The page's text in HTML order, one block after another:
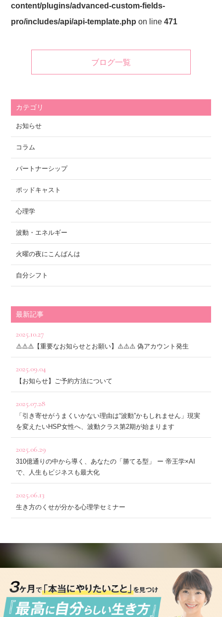
content/plugins/advanced-custom-fields-
pro/includes/api/api-template.php on line471
ブログ一覧
カテゴリ
お知らせ
コラム
パートナーシップ
ポッドキャスト
心理学
波動・エネルギー
火曜の夜にこんばんは
自分シフト
最新記事
2025.10.27
⚠️⚠️⚠️【重要なお知らせとお願い】⚠️⚠️⚠️ 偽アカウント発生
2025.09.04
【お知らせ】ご予約方法について
2025.07.28
「引き寄せがうまくいかない理由は“波動”かもしれません」現実
を変えたいHSP女性へ、波動クラス第2期が始まります
2025.06.29
310億通りの中から導く、あなたの「勝てる型」 ー 帝王学×AI
で、人生もビジネスも最大化
2025.06.13
生き方のくせが分かる心理学セミナー